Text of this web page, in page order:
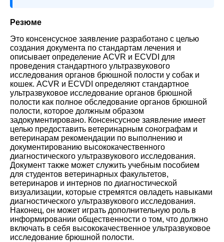
Резюме
Это консенсусное заявление разработано с целью
создания документа по стандартам лечения и
описывает определение ACVR и ECVDI для
проведения стандартного ультразвукового
исследования органов брюшной полости у собак и
кошек. ACVR и ECVDI определяют стандартное
ультразвуковое исследование органов брюшной
полости как полное обследование органов брюшной
полости, которое должным образом
задокументировано. Консенсусное заявление имеет
целью предоставить ветеринарным сонографам и
ветеринарам рекомендации по выполнению и
документированию высококачественного
диагностического ультразвукового исследования.
Документ также может служить учебным пособием
для студентов ветеринарных факультетов,
ветеринаров и интернов по диагностической
визуализации, которые стремятся овладеть навыками
диагностического ультразвукового исследования.
Наконец, он может играть дополнительную роль в
информировании общественности о том, что должно
включать в себя высококачественное ультразвуковое
исследование брюшной полости.